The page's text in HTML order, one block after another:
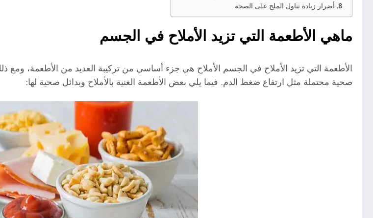
أضرار زيادة تناول الملح على الصحة
ماهي الأطعمة التي تزيد الأملاح في الجسم
الأطعمة التي تزيد الأملاح في الجسم الأملاح هي جزء أساسي من تركيبة العديد من الأطعمة،
صحية محتملة مثل ارتفاع ضغط الدم. فيما يلي بعض الأطعمة الغنية بالأملاح وبدائل صحية لها: